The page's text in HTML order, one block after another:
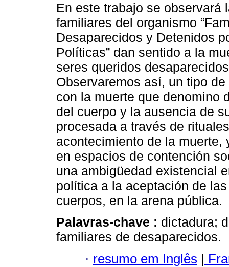
En este trabajo se observará
familiares del organismo
Desaparecidos y Detenidos
Políticas” dan sentido a la
seres queridos
Observaremos así, un tipo
con la muerte que denomino
del cuerpo y la ausencia de
procesada a través de
acontecimiento de la
en espacios de contención
una ambigüedad existencial
política a la aceptación de
cuerpos, en la arena pública.
Palavras-chave : dictadura;
familiares de desaparecidos.
· resumo em Inglês |